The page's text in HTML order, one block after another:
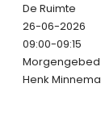
De Ruimte
26-06-2026
09:00-09:15
Morgengebed
Henk Minnema